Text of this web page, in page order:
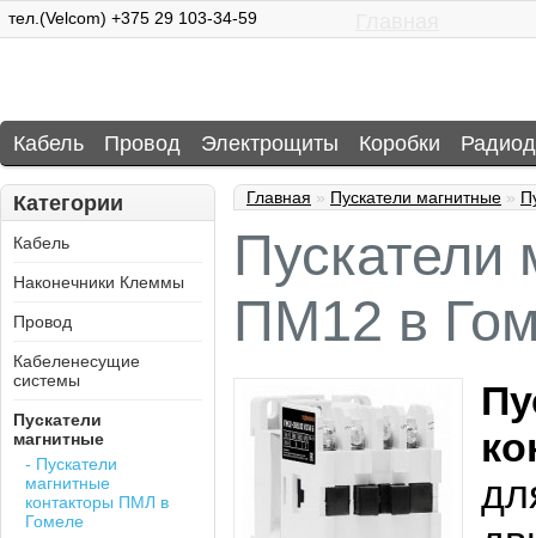
тел.(Velcom) +375 29 103-34-59
Кабель Провод Электрощиты Коробки
Категории
Кабель
Наконечники Клеммы
Провод
Кабеленесущие
системы
Пускатели
магнитные
- Пускатели
магнитные
контакторы ПМЛ в
Гомеле
Главная » Пускатели магнитные »
Пускатели
ПМ12 в